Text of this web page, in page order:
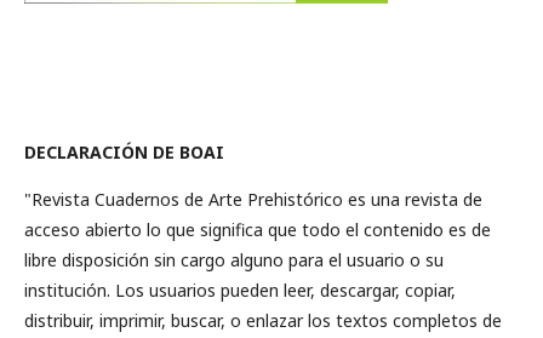
DECLARACIÓN DE BOAI
"Revista Cuadernos de Arte Prehistórico es una revista de
acceso abierto lo que significa que todo el contenido es de
libre disposición sin cargo alguno para el usuario o su
institución. Los usuarios pueden leer, descargar, copiar,
distribuir, imprimir, buscar, o enlazar los textos completos de